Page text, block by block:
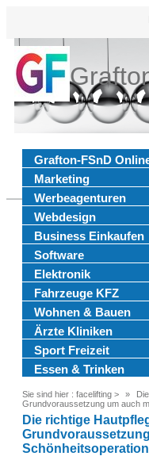
Grafton-FSnD
Marketing
Werbeagenturen
Webdesign
Business Einkaufen
Software
Elektronik
Fahrzeuge KFZ
Wohnen & Bauen
Ärzte Kliniken
Sport Freizeit
Essen & Trinken
Sie sind hier : facelifting >
Grundvoraussetzung um auch
Die richtige